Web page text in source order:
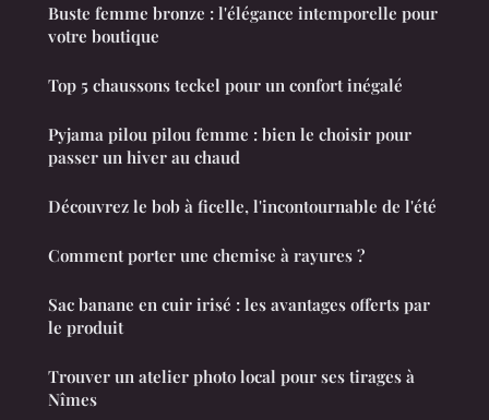
Buste femme bronze : l'élégance intemporelle pour
votre boutique
Top 5 chaussons teckel pour un confort inégalé
Pyjama pilou pilou femme : bien le choisir pour
passer un hiver au chaud
Découvrez le bob à ficelle, l'incontournable de l'été
Comment porter une chemise à rayures ?
Sac banane en cuir irisé : les avantages offerts par
le produit
Trouver un atelier photo local pour ses tirages à
Nîmes